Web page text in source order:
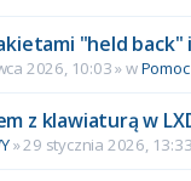
"held back"
2026, 10:03 » wPomoc
z klawiaturą w
» 29 stycznia 2026,